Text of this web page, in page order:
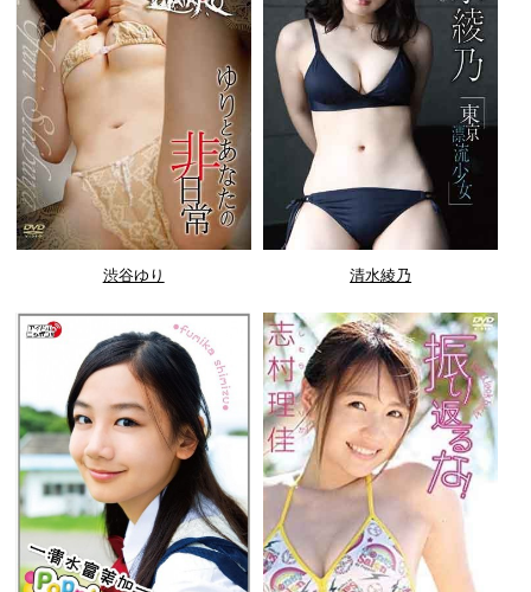
渋谷ゆり 清水綾乃